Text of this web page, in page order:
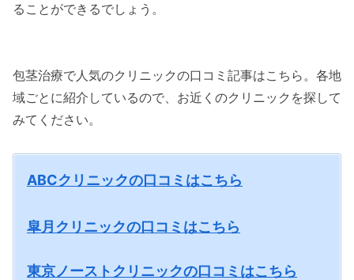
ることができるでしょう。
包茎治療で人気のクリニックの口コミ記事はこちら。各地
域ごとに紹介しているので、お近くのクリニックを探して
みてください。
ABCクリニックの口コミはこちら
皐月クリニックの口コミはこちら
東京ノーストクリニックの口コミはこちら